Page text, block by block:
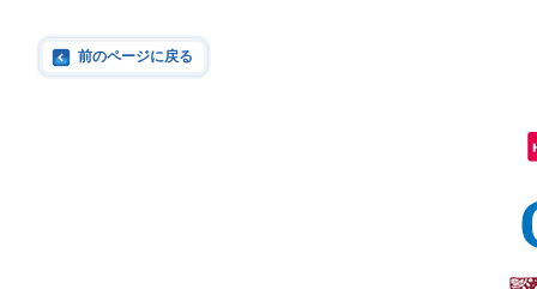
前のページに戻る